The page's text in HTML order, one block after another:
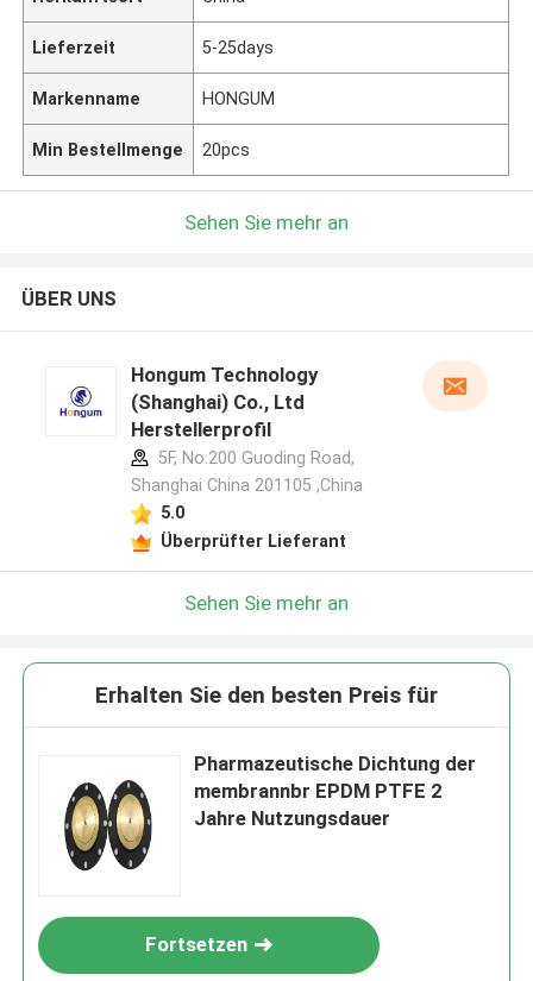
Lieferzeit 5-25days
Markenname HONGUM
Min Bestellmenge 20pcs
Sehen Sie mehr an
ÜBER UNS
Hongum Technology
(Shanghai) Co., Ltd
Herstellerprofil
5F, No.200 Guoding Road,
Shanghai China 201105 ,China
5.0
Überprüfter Lieferant
Sehen Sie mehr an
Erhalten Sie den besten Preis für
Pharmazeutische Dichtung der
membrannbr EPDM PTFE 2
Jahre Nutzungsdauer
Fortsetzen